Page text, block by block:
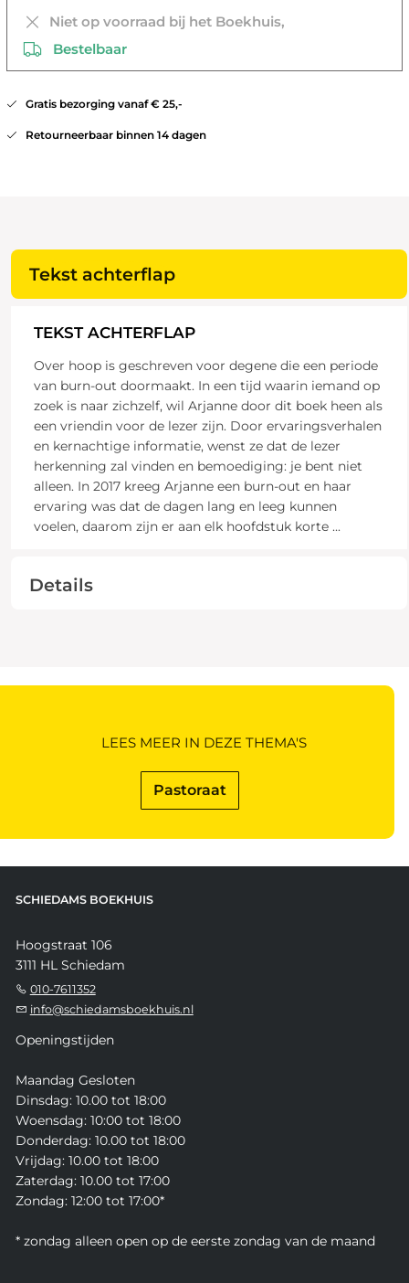
Niet op voorraad bij het Boekhuis,
Bestelbaar
Gratis bezorging vanaf € 25,-
Retourneerbaar binnen 14 dagen
Tekst achterflap
TEKST ACHTERFLAP
Over hoop is geschreven voor degene die een periode
van burn-out doormaakt. In een tijd waarin iemand op
zoek is naar zichzelf, wil Arjanne door dit boek heen als
een vriendin voor de lezer zijn. Door ervaringsverhalen
en kernachtige informatie, wenst ze dat de lezer
herkenning zal vinden en bemoediging: je bent niet
alleen. In 2017 kreeg Arjanne een burn-out en haar
ervaring was dat de dagen lang en leeg kunnen
voelen, daarom zijn er aan elk hoofdstuk korte ...
Details
Pastoraat
LEES MEER IN DEZE THEMA'S
SCHIEDAMS BOEKHUIS
Hoogstraat 106
3111 HL Schiedam
010-7611352
info@schiedamsboekhuis.nl
Openingstijden
Maandag Gesloten
Dinsdag: 10.00 tot 18:00
Woensdag: 10:00 tot 18:00
Donderdag: 10.00 tot 18:00
Vrijdag: 10.00 tot 18:00
Zaterdag: 10.00 tot 17:00
Zondag: 12:00 tot 17:00*
* zondag alleen open op de eerste zondag van de maand